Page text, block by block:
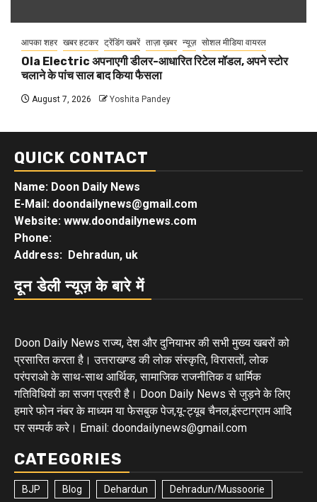
आपका शहर खबर हटकर ट्रेंडिंग खबरें ताज़ा ख़बर न्यूज़ सोशल मीडिया वायरल
Ola Electric अपनाएगी डीलर-आधारित रिटेल मॉडल, अपने स्टोर
चलाने के पांच साल बाद किया फैसला
August 7, 2026 Yoshita Pandey
QUICK CONTACT
Name: Doon Daily News
E-Mail: doondailynews@gmail.com
Website: www.doondailynews.com
Phone:
Address: Dehradun, uk
दून डेली न्यूज़ के बारे में
Doon Daily News राज्य, देश और दुनियाभर की सभी मुख्य खबरों को
प्रसारित करता है। उत्तराखण्ड की लोक संस्कृति, विरासतों, लोक
परंपराओ के साथ-साथ आर्थिक, सामाजिक राजनीतिक व धार्मिक
गतिविधियों का सजग प्रहरी है। Doon Daily News से जुड़ने के लिए
हमारे फोन नंबर के माध्यम या फेसबुक पेज,यू-ट्यूब चैनल,इंस्टाग्राम आदि
पर सम्पर्क करे। Email: doondailynews@gmail.com
CATEGORIES
BJP Blog Dehardun Dehradun/Mussoorie